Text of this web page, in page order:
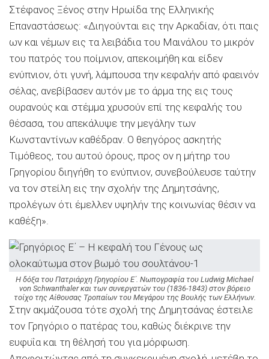
Στέφανος Ξένος στην Ηρωίδα της Ελληνικής
Επαναστάσεως: «Διηγούνται εις την Αρκαδίαν, ότι παις
ων και νέμων εις τα λειβάδια του Μαινάλου το μικρόν
του πατρός του ποίμνιον, απεκοιμήθη και είδεν
ενύπνιον, ότι γυνή, λάμπουσα την κεφαλήν από φαεινόν
σέλας, ανεβίβασεν αυτόν με το άρμα της εις τους
ουρανούς και στέμμα χρυσούν επί της κεφαλής του
θέσασα, του απεκάλυψε την μεγάλην των
Κωνσταντίνων καθέδραν. Ο θεηγόρος ασκητής
Τιμόθεος, του αυτού όρους, προς ον η μήτηρ του
Γρηγορίου διηγήθη το ενύπνιον, συνεβούλευσε ταύτην
να τον στείλη εις την σχολήν της Δημητσάνης,
προλέγων ότι έμελλεν υψηλήν της κοινωνίας θέσιν να
καθέξη».
Η δόξα του Πατριάρχη Γρηγορίου Ε΄. Νωπογραφία του Ludwig Michael
von Schwanthaler και των συνεργατών του (1836-1843) στον βόρειο
τοίχο της Αίθουσας Τροπαίων του Μεγάρου της Βουλής των Ελλήνων.
Στην ακμάζουσα τότε σχολή της Δημητσάνας έστειλε
τον Γρηγόριο ο πατέρας του, καθώς διέκρινε την
ευφυΐα και τη θέλησή του για μόρφωση.